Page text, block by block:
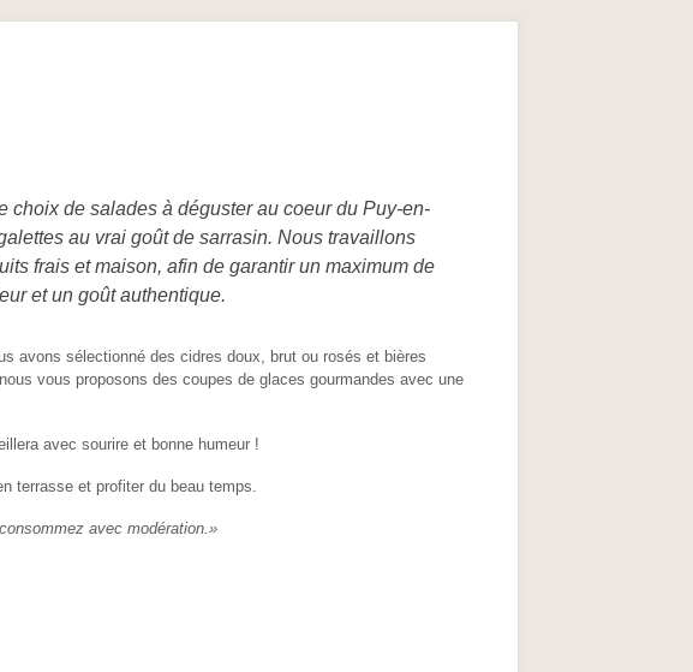
choix de salades à déguster au coeur du Puy-en-
au vrai goût de sarrasin. Nous travaillons
frais et maison, afin de garantir un maximum de
et un goût authentique.
avons sélectionné des cidres doux, brut ou rosés et bières
vous proposons des coupes de glaces gourmandes avec une
avec sourire et bonne humeur !
terrasse et profiter du beau temps.
avec modération.»